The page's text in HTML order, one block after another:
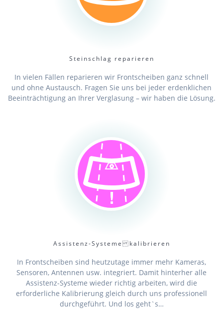
Steinschlag reparieren
In vielen Fällen reparieren wir Frontscheiben ganz schnell
und ohne Austausch. Fragen Sie uns bei jeder erdenklichen
Beeinträchtigung an Ihrer Verglasung – wir haben die Lösung.
Assistenz-Systeme kalibrieren
In Frontscheiben sind heutzutage immer mehr Kameras,
Sensoren, Antennen usw. integriert. Damit hinterher alle
Assistenz-Systeme wieder richtig arbeiten, wird die
erforderliche Kalibrierung gleich durch uns professionell
durchgeführt. Und los geht`s…